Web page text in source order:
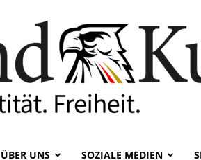
ÜBER UNS SOZIALE MEDIEN